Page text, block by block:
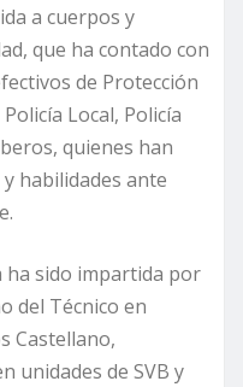
a cuerpos y
que ha contado con
de Protección
Local, Policía
quienes han
habilidades ante
ha sido impartida por
del Técnico en
Castellano,
unidades de SVB y